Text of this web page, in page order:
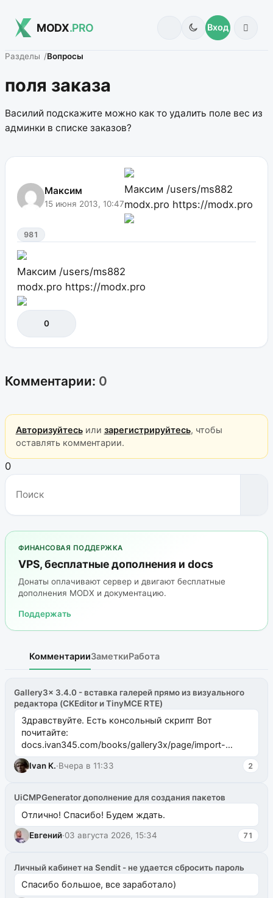
MODX.PRO Вход
Разделы Вопросы
поля заказа
Василий подскажите можно как то удалить поле вес из
админки в списке заказов?
Максим
15 июня 2013, 10:47
Максим /users/ms882
modx.pro https://modx.pro
981
Максим /users/ms882
modx.pro https://modx.pro
0
Комментарии: 0
Авторизуйтесьили зарегистрируйтесь, чтобы
оставлять комментарии.
0
ФИНАНСОВАЯ ПОДДЕРЖКА
VPS, бесплатные дополнения и docs
Донаты оплачивают сервер и двигают бесплатные
дополнения MODX и документацию.
Поддержать
КомментарииЗаметкиРабота
Gallery3x 3.4.0 - вставка галерей прямо из визуального
редактора (CKEditor и TinyMCE RTE)
Здравствуйте. Есть консольный скрипт Вот
почитайте:
docs.ivan345.com/books/gallery3x/page/import-
ms2galleryphp
Ivan K.·Вчера в 11:33 2
UiCMPGenerator дополнение для создания пакетов
Отлично! Спасибо! Будем ждать.
Евгений·03 августа 2026, 15:34 71
Личный кабинет на Sendit - не удается сбросить пароль
Спасибо большое, все заработало)